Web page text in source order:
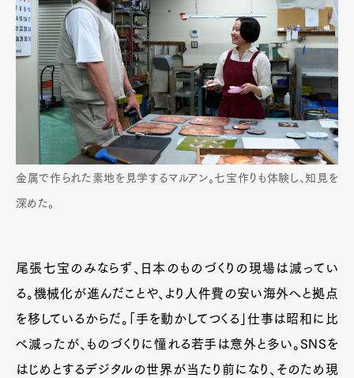
金属で作られた素地を見学するマルアン。七宝作りも体験し、知見を
深めた。
尾張七宝のみならず、日本のものづくりの現場は減ってい
る。機械化が進んだことや、より人件費の安い海外へと拠点
を移しているからだ。「手を動かしてつくる」仕事は昭和に比
べ減ったが、ものづくりに憧れる若手は意外と多い。SNSを
はじめとするデジタルの世界が当たり前になり、そのため現